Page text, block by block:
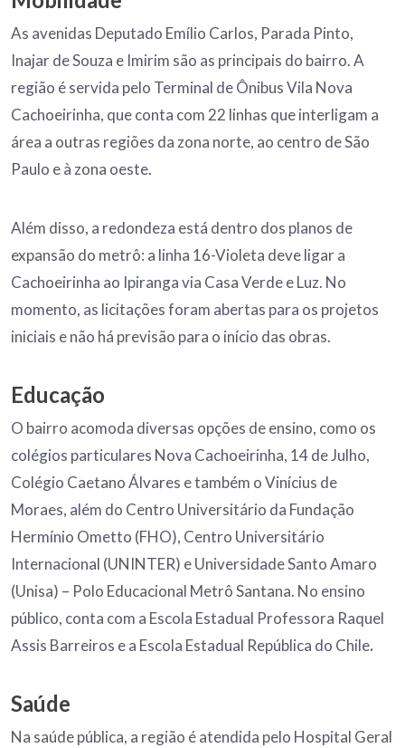
As avenidas Deputado Emílio Carlos, Parada Pinto,
Inajar de Souza e Imirim são as principais do bairro. A
região é servida pelo Terminal de Ônibus Vila Nova
Cachoeirinha, que conta com 22 linhas que interligam a
área a outras regiões da zona norte, ao centro de São
Paulo e à zona oeste.
Além disso, a redondeza está dentro dos planos de
expansão do metrô: a linha 16-Violeta deve ligar a
Cachoeirinha ao Ipiranga via Casa Verde e Luz. No
momento, as licitações foram abertas para os projetos
iniciais e não há previsão para o início das obras.
Educação
O bairro acomoda diversas opções de ensino, como os
colégios particulares Nova Cachoeirinha, 14 de Julho,
Colégio Caetano Álvares e também o Vinícius de
Moraes, além do Centro Universitário da Fundação
Hermínio Ometto (FHO), Centro Universitário
Internacional (UNINTER) e Universidade Santo Amaro
(Unisa) – Polo Educacional Metrô Santana. No ensino
público, conta com a Escola Estadual Professora Raquel
Assis Barreiros e a Escola Estadual República do Chile.
Saúde
Na saúde pública, a região é atendida pelo Hospital Geral